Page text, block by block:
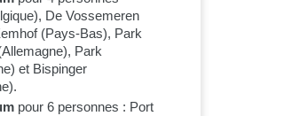
De Vossemeren
(Pays-Bas), Park
Park
et Bispinger
pour 6 personnes : Port